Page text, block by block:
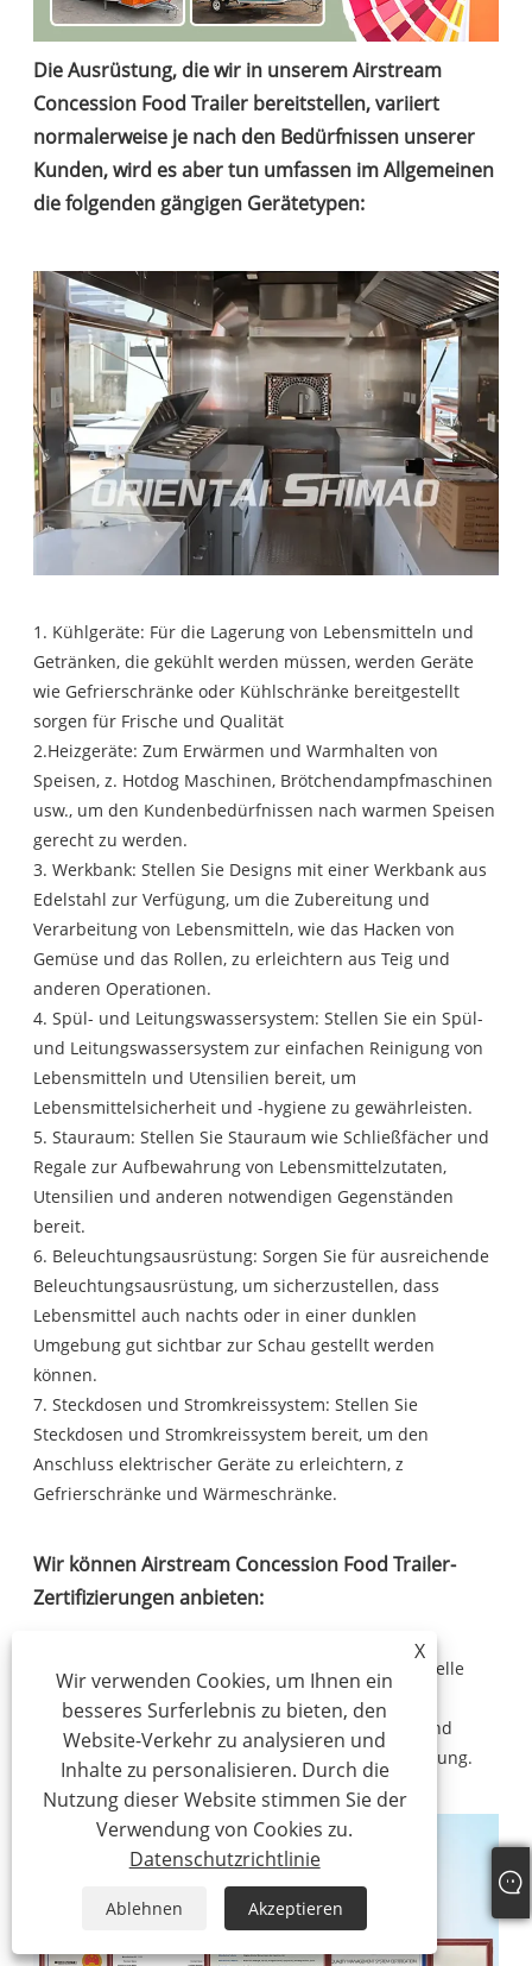
Die Ausrüstung, die wir in unserem Airstream
Concession Food Trailer bereitstellen, variiert
normalerweise je nach den Bedürfnissen unserer
Kunden, wird es aber tun umfassen im Allgemeinen
die folgenden gängigen Gerätetypen:
1. Kühlgeräte: Für die Lagerung von Lebensmitteln und
Getränken, die gekühlt werden müssen, werden Geräte
wie Gefrierschränke oder Kühlschränke bereitgestellt
sorgen für Frische und Qualität
2.Heizgeräte: Zum Erwärmen und Warmhalten von
Speisen, z. Hotdog Maschinen, Brötchendampfmaschinen
usw., um den Kundenbedürfnissen nach warmen Speisen
gerecht zu werden.
3. Werkbank: Stellen Sie Designs mit einer Werkbank aus
Edelstahl zur Verfügung, um die Zubereitung und
Verarbeitung von Lebensmitteln, wie das Hacken von
Gemüse und das Rollen, zu erleichtern aus Teig und
anderen Operationen.
4. Spül- und Leitungswassersystem: Stellen Sie ein Spül-
und Leitungswassersystem zur einfachen Reinigung von
Lebensmitteln und Utensilien bereit, um
Lebensmittelsicherheit und -hygiene zu gewährleisten.
5. Stauraum: Stellen Sie Stauraum wie Schließfächer und
Regale zur Aufbewahrung von Lebensmittelzutaten,
Utensilien und anderen notwendigen Gegenständen
bereit.
6. Beleuchtungsausrüstung: Sorgen Sie für ausreichende
Beleuchtungsausrüstung, um sicherzustellen, dass
Lebensmittel auch nachts oder in einer dunklen
Umgebung gut sichtbar zur Schau gestellt werden
können.
7. Steckdosen und Stromkreissystem: Stellen Sie
Steckdosen und Stromkreissystem bereit, um den
Anschluss elektrischer Geräte zu erleichtern, z
Gefrierschränke und Wärmeschränke.
Wir können Airstream Concession Food Trailer-
Zertifizierungen anbieten:
Ausgestellt von der NHTSA, US-Abteilung, alle Modelle
zugelassen.
VIN (Fahrzeugidentifikationsnummer): Eindeutig und
unersetzlich für die Zwecke der Fahrzeugregistrierung.
X
Wir verwenden Cookies, um Ihnen ein
besseres Surferlebnis zu bieten, den
Website-Verkehr zu analysieren und
Inhalte zu personalisieren. Durch die
Nutzung dieser Website stimmen Sie der
Verwendung von Cookies zu.
Datenschutzrichtlinie
Ablehnen Akzeptieren